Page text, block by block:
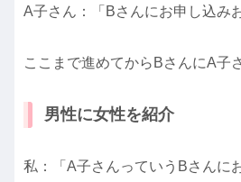
A子さん：「Bさんにお申し込み
ここまで進めてからBさんにA子
男性に女性を紹介
私：「A子さんっていうBさんに